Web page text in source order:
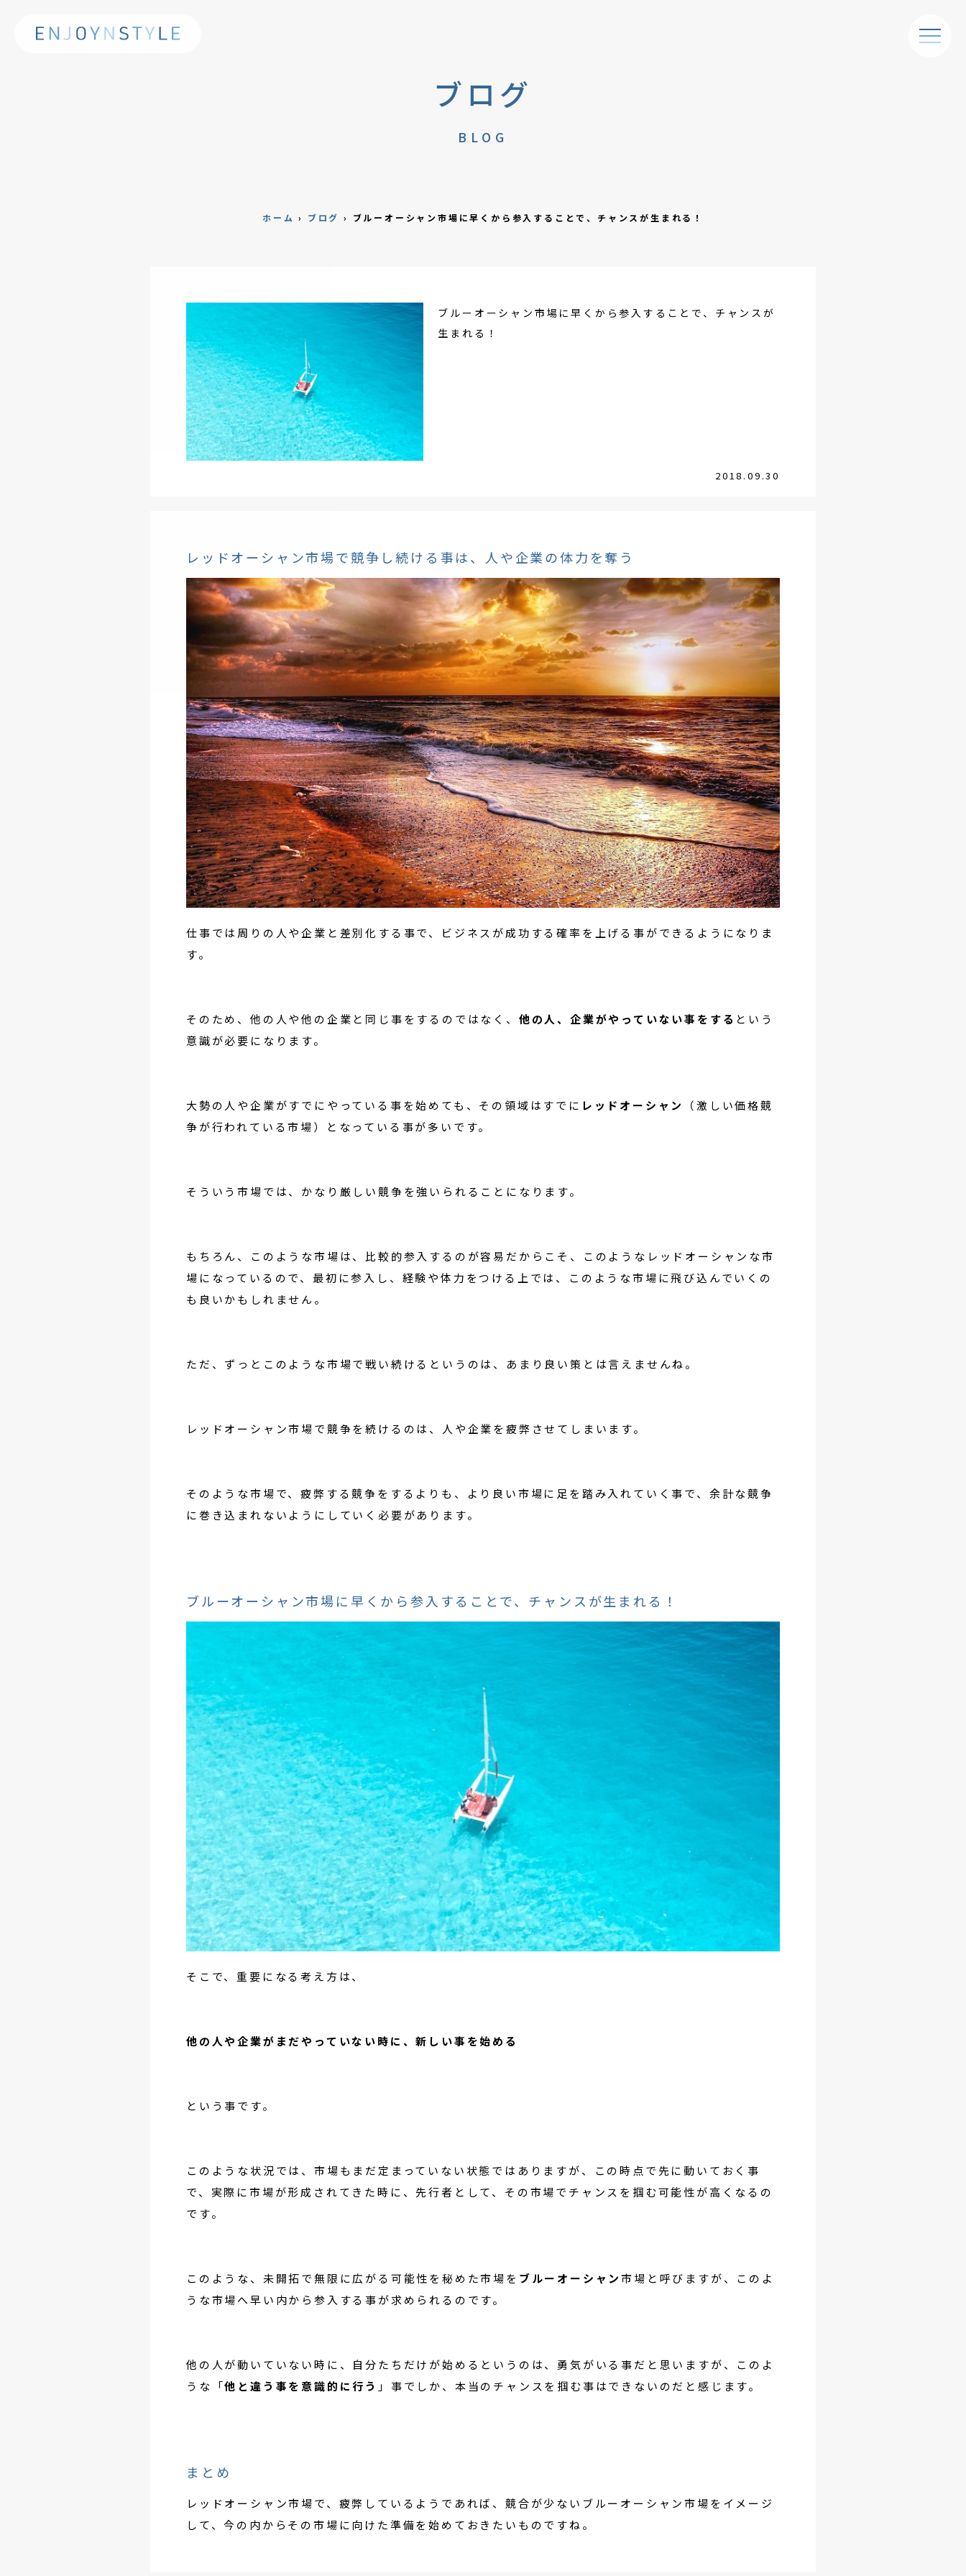
ブログ
BLOG
ホーム › ブログ › ブルーオーシャン市場に早くから参入することで、チャンスが生まれる！
ブルーオーシャン市場に早くから参入することで、チャンスが
生まれる！
2018.09.30
レッドオーシャン市場で競争し続ける事は、人や企業の体力を奪う
仕事では周りの人や企業と差別化する事で、ビジネスが成功する確率を上げる事ができるようになりま
す。
そのため、他の人や他の企業と同じ事をするのではなく、 他の人、企業がやっていない事をする という
意識が必要になります。
大勢の人や企業がすでにやっている事を始めても、その領域はすでに レッドオーシャン
（激しい価格競
争が行われている市場）となっている事が多いです。
そういう市場では、かなり厳しい競争を強いられることになります。
もちろん、このような市場は、比較的参入するのが容易だからこそ、このようなレッドオーシャンな市
場になっているので、最初に参入し、経験や体力をつける上では、このような市場に飛び込んでいくの
も良いかもしれません。
ただ、ずっとこのような市場で戦い続けるというのは、あまり良い策とは言えませんね。
レッドオーシャン市場で競争を続けるのは、人や企業を疲弊させてしまいます。
そのような市場で、疲弊する競争をするよりも、より良い市場に足を踏み入れていく事で、余計な競争
に巻き込まれないようにしていく必要があります。
ブルーオーシャン市場に早くから参入することで、チャンスが生まれる！
そこで、重要になる考え方は、
他の人や企業がまだやっていない時に、新しい事を始める
という事です。
このような状況では、市場もまだ定まっていない状態ではありますが、この時点で先に動いておく事
で、実際に市場が形成されてきた時に、先行者として、その市場でチャンスを掴む可能性が高くなるの
です。
このような、未開拓で無限に広がる可能性を秘めた市場を ブルーオーシャン市場と呼びますが、このよ
うな市場へ早い内から参入する事が求められるのです。
他の人が動いていない時に、自分たちだけが始めるというのは、勇気がいる事だと思いますが、このよ
うな「他と違う事を意識的に行う 」事でしか、本当のチャンスを掴む事はできないのだと感じます。
まとめ
レッドオーシャン市場で、疲弊しているようであれば、競合が少ないブルーオーシャン市場をイメージ
して、今の内からその市場に向けた準備を始めておきたいものですね。